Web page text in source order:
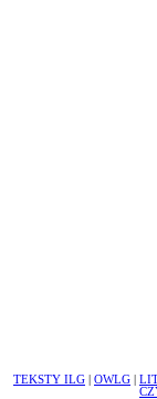
TEKSTY ILG OWLG